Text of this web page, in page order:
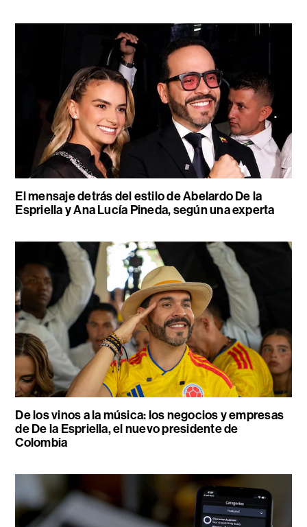
El mensaje detrás del estilo de Abelardo De la
Espriella y Ana Lucía Pineda, según una experta
De los vinos a la música: los negocios y empresas
de De la Espriella, el nuevo presidente de
Colombia